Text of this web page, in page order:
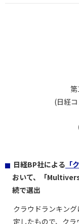
(日経
日経BP社による 「
おいて、「
続で選出
クラウドランキン
定したもので、ク